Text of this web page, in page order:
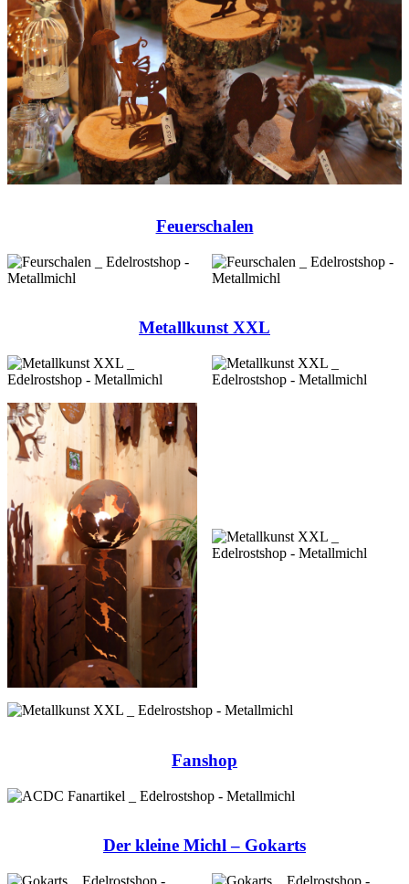
Feuerschalen
Metallkunst XXL
Fanshop
Der kleine Michl – Gokarts